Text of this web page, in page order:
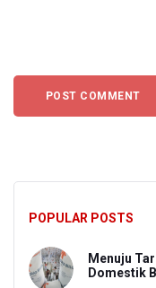
POPULAR POSTS
Menuju
Domestik